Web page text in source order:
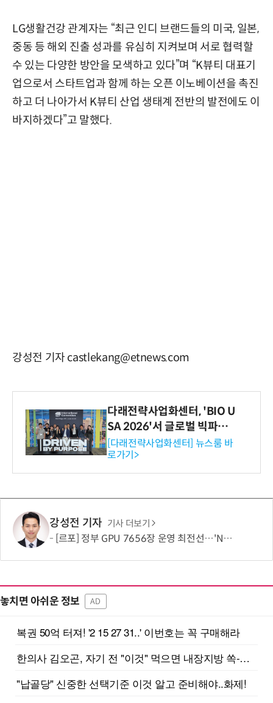
LG생활건강 관계자는 “최근 인디 브랜드들의 미국, 일본,
중동 등 해외 진출 성과를 유심히 지켜보며 서로 협력할
수 있는 다양한 방안을 모색하고 있다”며 “K뷰티 대표기
업으로서 스타트업과 함께 하는 오픈 이노베이션을 촉진
하고 더 나아가서 K뷰티 산업 생태계 전반의 발전에도 이
바지하겠다”고 말했다.
강성전 기자 castlekang@etnews.com
다래전략사업화센터, 'BIO U
SA 2026'서 글로벌 빅파마
와의 비즈니스 미팅 지원…K
-바이오 해외 진출 교두보 확
보
[다래전략사업화센터] 뉴스룸 바
로가기>
강성전 기자 기사 더보기
[르포] 정부 GPU 7656장 운영 최전선…'NHN 팩토리X' 가보니
놓치면 아쉬운 정보 AD